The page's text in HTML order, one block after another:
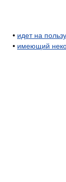
• идет на пользу
• имеющий